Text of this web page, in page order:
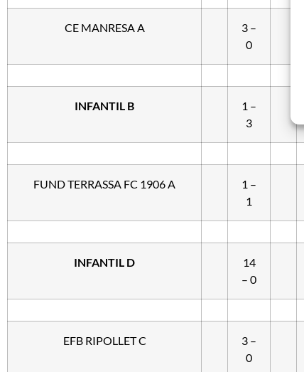
CE MANRESA A
3 –
0
INFANTIL B
1 –
3
FUND TERRASSA FC 1906 A
1 –
1
INFANTIL D
14
– 0
EFB RIPOLLET C
3 –
0